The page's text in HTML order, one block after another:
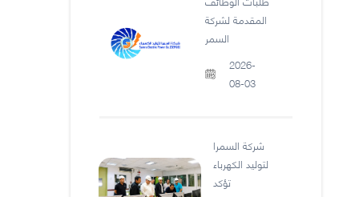
المقدمة لشركة
السمر
2026-
08-03
شركة السمرا
لتوليد الكهرباء
تؤكد